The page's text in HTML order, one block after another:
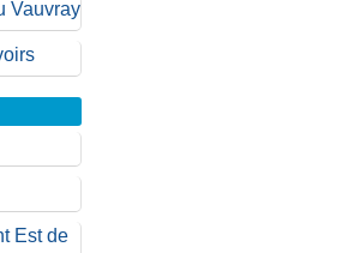
Vauvray
Est de